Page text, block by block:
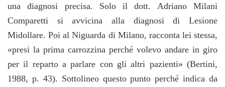
una diagnosi precisa. Solo il dott. Adriano Milani
Comparetti si avvicina alla diagnosi di Lesione
Midollare. Poi al Niguarda di Milano, racconta lei stessa,
«presi la prima carrozzina perché volevo andare in giro
per il reparto a parlare con gli altri pazienti» (Bertini,
1988, p. 43). Sottolineo questo punto perché indica da